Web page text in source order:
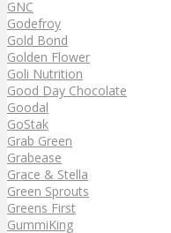
GNC
Godefroy
Gold Bond
Golden Flower
Goli Nutrition
Good Day Chocolate
Goodal
GoStak
Grab Green
Grabease
Grace & Stella
Green Sprouts
Greens First
GummiKing